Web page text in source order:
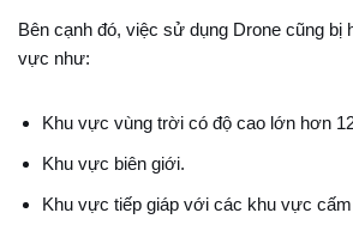
Bên cạnh đó, việc sử dụng Drone cũng bị
vực như:
Khu vực vùng trời có độ cao lớn hơn
Khu vực biên giới.
Khu vực tiếp giáp với các khu vực cấm